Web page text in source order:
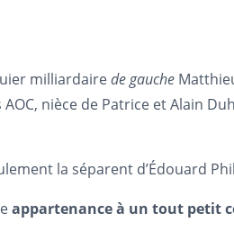
milliardairede gauche
nièce de Patrice et Alain
la séparent d’Édouard
appartenance à un tout petit